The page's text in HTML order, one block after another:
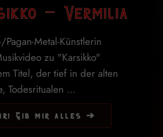
– Vermilia
Metal-Künstlerin
zu "Karsikko"
Titel, der tief in der alten
Todesritualen ...
Gib mir alles ➔